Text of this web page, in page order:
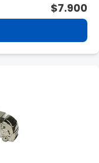
$7.900